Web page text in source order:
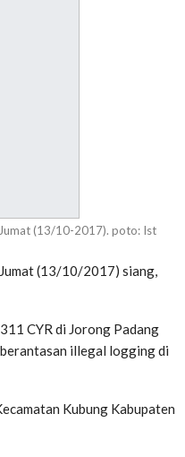
(13/10-2017). poto: Ist
(13/10/2017) siang,
CYR di Jorong Padang
illegal logging di
Kubung Kabupaten